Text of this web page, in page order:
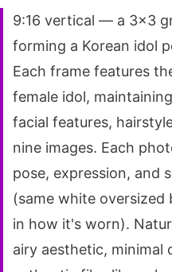
9:16 vertical — a 3x3
forming a Korean idol
Each frame features
female idol,
facial features,
nine images. Each
pose, expression, and
(same white
in how it's worn).
airy aesthetic, minimal